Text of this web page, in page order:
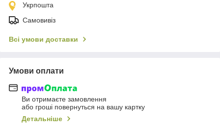
Укрпошта
Самовивіз
Всі умови доставки
Умови оплати
Ви отримаєте замовлення
або гроші повернуться на вашу картку
Детальніше